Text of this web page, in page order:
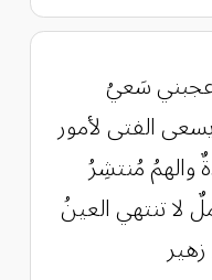
سَعيُ
الفتى لأمور
مُنتشِرُ
لا تنتهي العينُ